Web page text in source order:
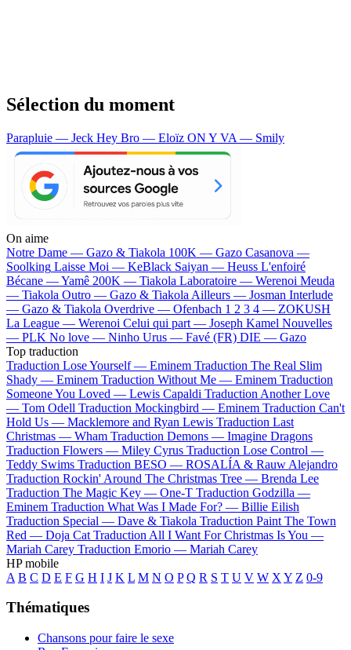
Sélection du moment
Parapluie — Jeck Hey Bro — Eloïz ON Y VA — Smily
On aime
Notre Dame — Gazo & Tiakola 100K — Gazo Casanova —
Soolking Laisse Moi — KeBlack Saiyan — Heuss L'enfoiré
Bécane —Yamê 200K — Tiakola Laboratoire — Werenoi Meuda
— Tiakola Outro — Gazo & Tiakola Ailleurs — Josman Interlude
— Gazo & Tiakola Overdrive — Ofenbach 1 2 3 4 — ZOKUSH
La League — Werenoi Celui qui part — Joseph Kamel Nouvelles
— PLK No love — Ninho Urus — Favé (FR) DIE — Gazo
Top traduction
Traduction Lose Yourself — Eminem Traduction The Real Slim
Shady — Eminem Traduction Without Me — Eminem Traduction
Someone You Loved — Lewis Capaldi Traduction Another Love
— Tom Odell Traduction Mockingbird — Eminem Traduction Can't
Hold Us — Macklemore and Ryan Lewis Traduction Last
Christmas — Wham Traduction Demons — Imagine Dragons
Traduction Flowers — Miley Cyrus Traduction Lose Control —
Teddy Swims Traduction BESO — ROSALÍA & Rauw Alejandro
Traduction Rockin' Around The Christmas Tree — Brenda Lee
Traduction The Magic Key — One-T Traduction Godzilla —
Eminem Traduction What Was I Made For? — Billie Eilish
Traduction Special — Dave & Tiakola Traduction Paint The Town
Red — Doja Cat Traduction All I Want For Christmas Is You —
Mariah Carey Traduction Emorio — Mariah Carey
HP mobile
A B C D E F G H I J K L M N O P Q R S T U V W X Y Z 0-9
Thématiques
Chansons pour faire le sexe